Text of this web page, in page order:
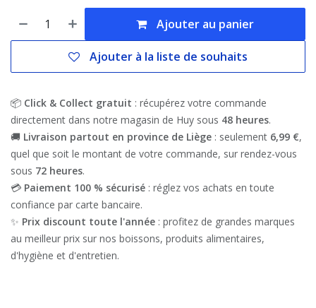
Ajouter au panier
Ajouter à la liste de souhaits
📦 Click & Collect gratuit : récupérez votre commande
directement dans notre magasin de Huy sous 48 heures.
🚚 Livraison partout en province de Liège : seulement 6,99 €,
quel que soit le montant de votre commande, sur rendez-vous
sous 72 heures.
💳 Paiement 100 % sécurisé : réglez vos achats en toute
confiance par carte bancaire.
✨ Prix discount toute l'année : profitez de grandes marques
au meilleur prix sur nos boissons, produits alimentaires,
d'hygiène et d'entretien.